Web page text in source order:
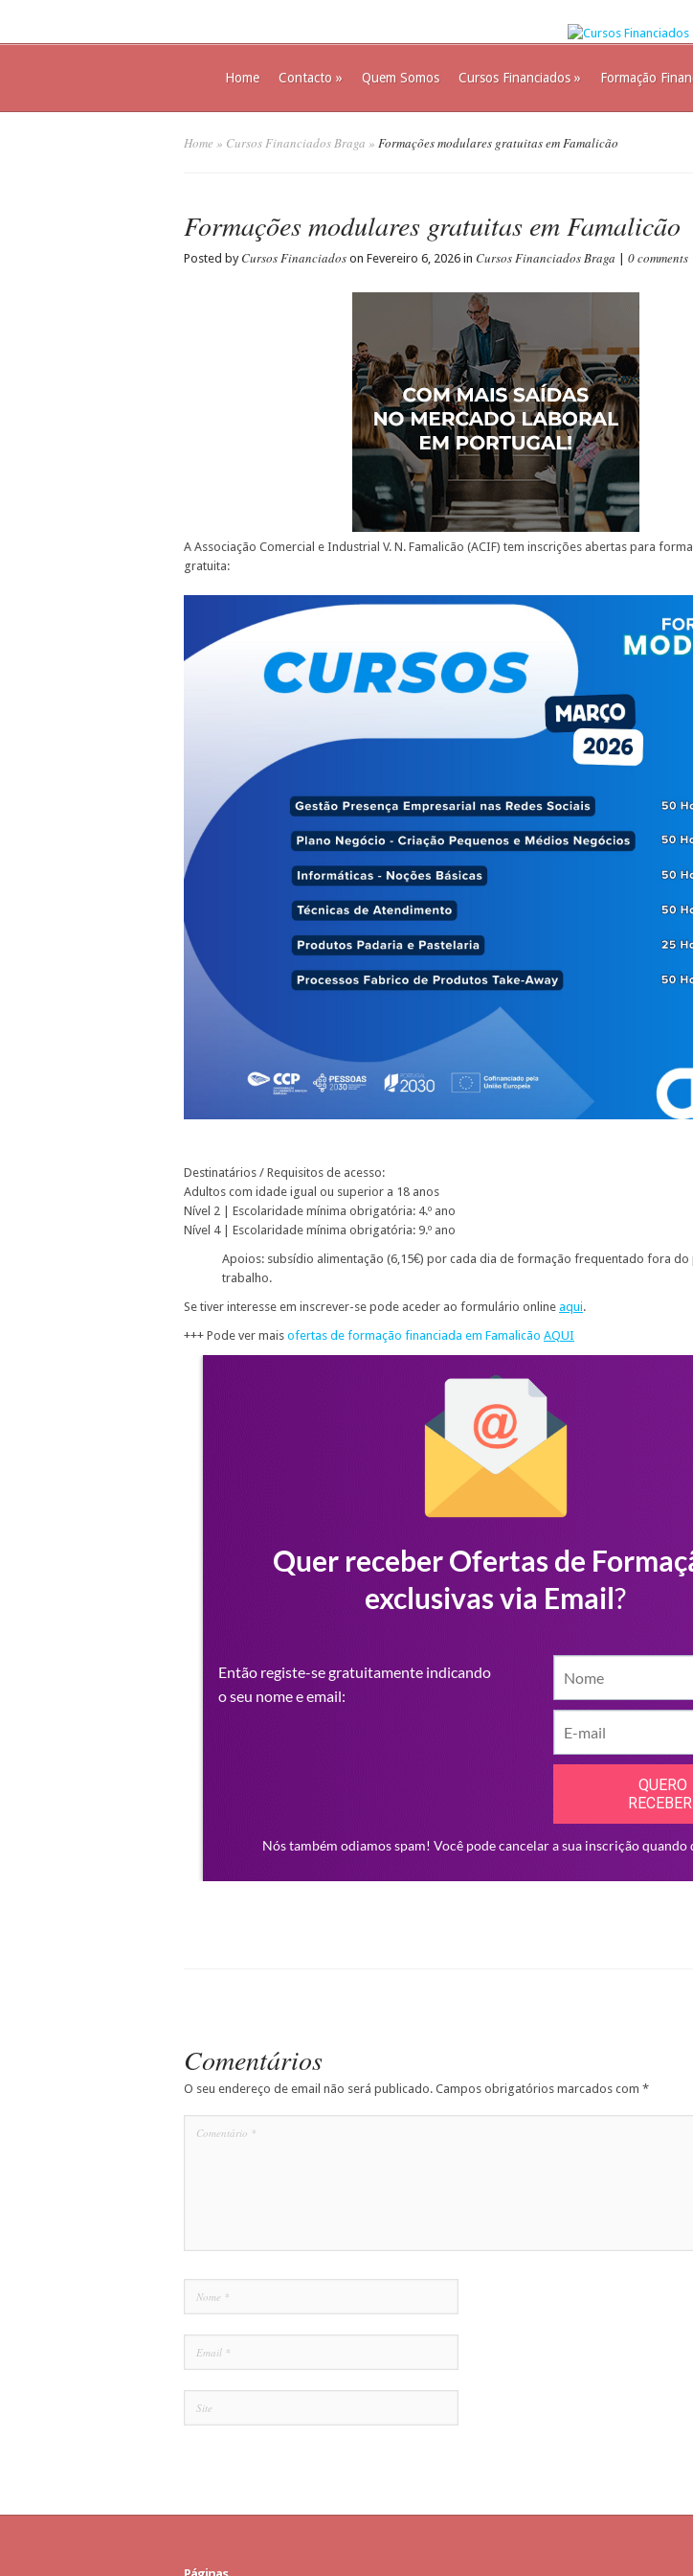
Home Contacto » Quem Somos Cursos Financiados» Formação
Home » Cursos Financiados Braga » Formações modulares gratuitas em Famalicão
Formações modulares gratuitas em Famalicão
Posted by Cursos Financiados on Fevereiro 6, 2026 in Cursos Financiados Braga 0 comments
A Associação Comercial e Industrial V. N. Famalicão (ACIF) tem inscrições abertas para
gratuita:
Destinatários / Requisitos de acesso:
Adultos com idade igual ou superior a 18 anos
Nível 2 | Escolaridade mínima obrigatória: 4.º ano
Nível 4 | Escolaridade mínima obrigatória: 9.º ano
Apoios: subsídio alimentação (6,15€) por cada dia de formação frequentado fora
trabalho.
Se tiver interesse em inscrever-se pode aceder ao formulário online aqui.
+++ Pode ver mais ofertas de formação financiada em Famalicão AQUI
Comentários
O seu endereço de email não será publicado. Campos obrigatórios marcados com *